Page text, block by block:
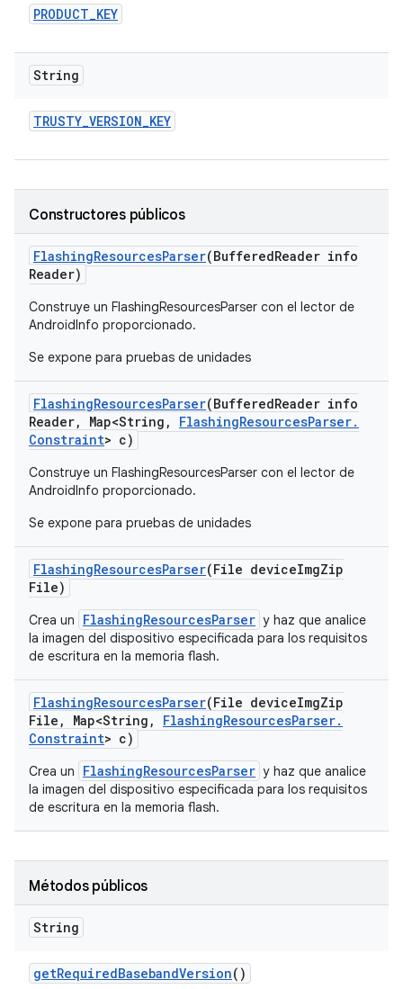
PRODUCT_KEY
String
TRUSTY_VERSION_KEY
Constructores públicos
FlashingResourcesParser(BufferedReader info
Reader)
Construye un FlashingResourcesParser con el lector de
AndroidInfo proporcionado.
Se expone para pruebas de unidades
FlashingResourcesParser(BufferedReader info
Reader, Map<String , FlashingResourcesParser.
Constraint> c)
Construye un FlashingResourcesParser con el lector de
AndroidInfo proporcionado.
Se expone para pruebas de unidades
FlashingResourcesParser(File deviceImgZip
File)
Crea un FlashingResourcesParser y haz que analice
la imagen del dispositivo especificada para los requisitos
de escritura en la memoria flash.
FlashingResourcesParser(File deviceImgZip
File , Map<String , FlashingResourcesParser.
Constraint> c)
Crea un FlashingResourcesParser y haz que analice
la imagen del dispositivo especificada para los requisitos
de escritura en la memoria flash.
Métodos públicos
String
getRequiredBasebandVersion()